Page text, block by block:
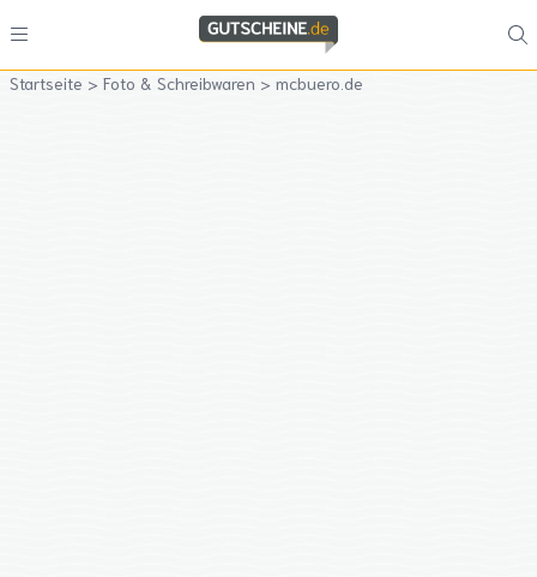
Startseite > Foto & Schreibwaren > mcbuero.de